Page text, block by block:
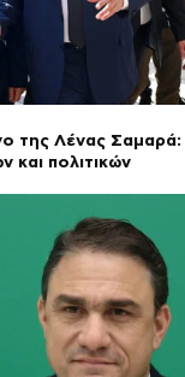
της Λένας
και πολιτικών